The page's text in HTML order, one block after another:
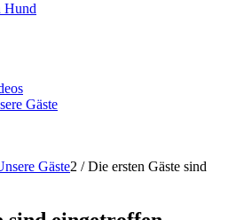
Hund
Gäste
Gäste2 / Die ersten Gäste sind